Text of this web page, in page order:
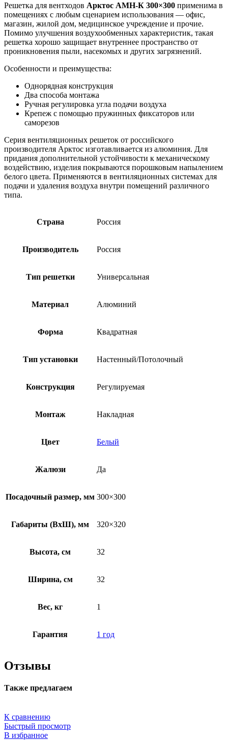
Решетка для вентходов Арктос АМН-К 300×300 применима в
помещениях с любым сценарием использования — офис,
магазин, жилой дом, медицинское учреждение и прочие.
Помимо улучшения воздухообменных характеристик, такая
решетка хорошо защищает внутреннее пространство от
проникновения пыли, насекомых и других загрязнений.
Особенности и преимущества:
Однорядная конструкция
Два способа монтажа
Ручная регулировка угла подачи воздуха
Крепеж с помощью пружинных фиксаторов или
саморезов
Серия вентиляционных решеток от российского
производителя Арктос изготавливается из алюминия. Для
придания дополнительной устойчивости к механическому
воздействию, изделия покрываются порошковым напылением
белого цвета. Применяются в вентиляционных системах для
подачи и удаления воздуха внутри помещений различного
типа.
Страна Россия
Производитель Россия
Тип решетки Универсальная
Материал Алюминий
Форма Квадратная
Тип установки Настенный/Потолочный
Конструкция Регулируемая
Монтаж Накладная
Цвет Белый
Жалюзи Да
Посадочный размер, мм 300×300
Габариты (ВхШ), мм 320×320
Высота, см 32
Ширина, см 32
Вес, кг 1
Гарантия 1 год
Отзывы
Также предлагаем
К сравнению
Быстрый просмотр
В избранное